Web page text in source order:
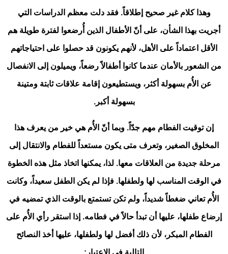
وهذا كلام غير صحيح إطلاقاً. فقد دلت معظم الدراسات التي
أجريت بهذا الشأن، على أنّ الأطفال الذين أُرضعوا لفترة طويلة هم
الأقل اعتماداً على الأهل، لأنهم يكونون قد حصلوا على احتياجاتهم
من الشعور بالأمان عندما كانوا أطفالاً رضعاً، ويميلون إلى الانفصال
عن الأُم بسهولة أكثر، ويستطيعون إقامة علاقات ثابتة ومتينة
بسهولة أكبر.
إن توقيت الفطام مهم جدّاً. وبما أنّ الأُم هي خير من يعرف هذا
المخلوق الصغير، وتعرف متى يكون مستعداً للفطام والانتقال إلى
مرحلة جديدة من العلاقات معها. لذا، يمكنها اتخاذ مثل هذه الخطوة
في الوقت المناسب لها ولطفلها. فإذا لم يكن الطفل سعيداً، وكانت
الأُم تعاني ضغطاً شديداً، ولم تكن تستمتع بالوقت الذي تمضيه في
إرضاع طفلها، عليها أن تبدأ حالاً في فطامه. إذا استقر رأي الأُم على
الفطام المبكر، لأن ذلك أفضل لها ولطفلها، عليها أخذ النصائح
التالية في الاعتبار: